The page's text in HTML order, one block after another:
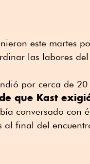
este martes
las labores
por cerca de
que Kast
conversado con
al final del